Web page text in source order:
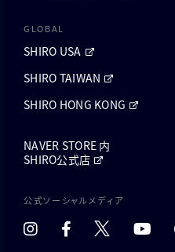
GLOBAL
SHIRO USA
SHIRO TAIWAN
SHIRO HONG KONG
NAVER STORE 内
SHIRO公式店
公式ソーシャルメディア